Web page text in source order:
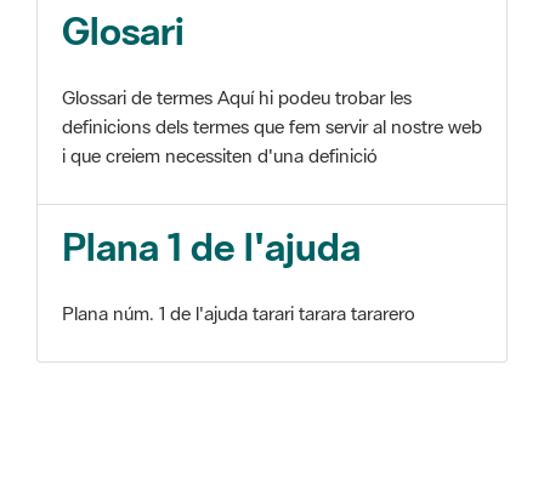
Glosari
Glossari de termes Aquí hi podeu trobar les
definicions dels termes que fem servir al nostre web
i que creiem necessiten d'una definició
Plana 1 de l'ajuda
Plana núm. 1 de l'ajuda tarari tarara tararero